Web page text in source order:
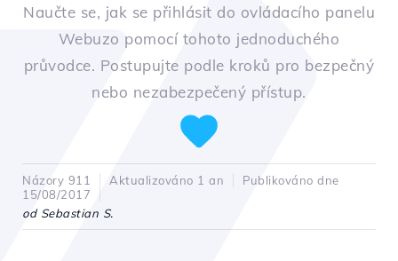
Naučte se, jak se přihlásit do ovládacího panelu
Webuzo pomocí tohoto jednoduchého
průvodce. Postupujte podle kroků pro bezpečný
nebo nezabezpečený přístup.
Názory 911 Aktualizováno 1 an
Publikováno dne
15/08/2017
od Sebastian S.